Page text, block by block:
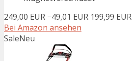
249,00 EUR −49,01 EUR 199,99 EUR
Bei Amazon ansehen
SaleNeu